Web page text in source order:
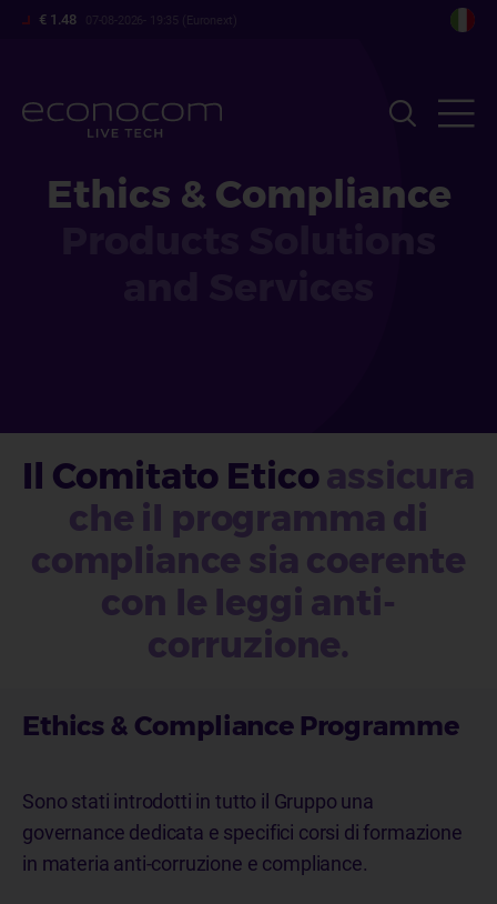
Salta
principale
€ 1.48 07-08-2026- 19:35 (Euronext)
Ethics & Compliance
Il Comitato Eticoassicura
che il programma di
compliance sia coerente
con le leggi anti-
corruzione.
Ethics & Compliance Programme
Sono stati introdotti in tutto il Gruppo una
governance dedicata e specifici corsi di formazione
in materia anti-corruzione e compliance.